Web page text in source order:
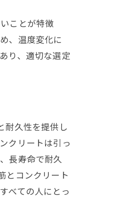
ことが特徴
、温度変化に
り、適切な選定
耐久性を提供し
クリートは引っ
長寿命で耐久
とコンクリート
べての人にとっ